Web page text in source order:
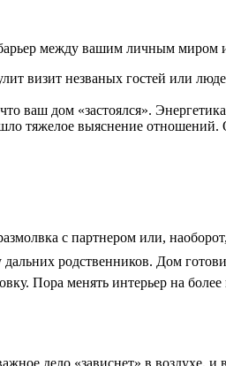
между вашим личным миром
визит незваных гостей или
ваш дом «застоялся».
тяжелое выяснение
с партнером или,
родственников. Дом
Пора менять интерьер на